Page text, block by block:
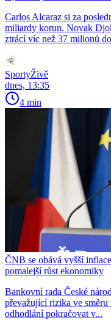
Carlos Alcaraz si za
miliardy korun. Novak
ztrácí víc než 37 milionů
SportyŽivě
dnes, 13:35
4 min
ČNB se obává vyšší
pomalejší růst ekonomiky
Bankovní rada České
převažující rizika ve
odhodlání pokračovat v...